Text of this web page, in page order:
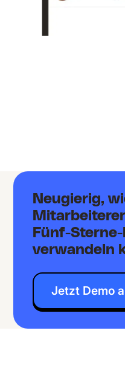
Neugierig,
Fünf-
verwandeln
Jetzt Demo